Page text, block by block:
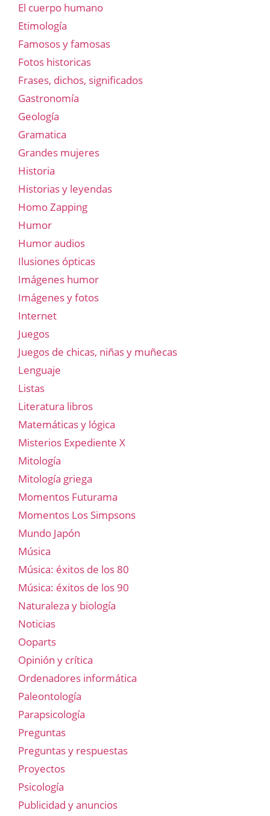
El cuerpo humano
Etimología
Famosos y famosas
Fotos historicas
Frases, dichos, significados
Gastronomía
Geología
Gramatica
Grandes mujeres
Historia
Historias y leyendas
Homo Zapping
Humor
Humor audios
Ilusiones ópticas
Imágenes humor
Imágenes y fotos
Internet
Juegos
Juegos de chicas, niñas y muñecas
Lenguaje
Listas
Literatura libros
Matemáticas y lógica
Misterios Expediente X
Mitología
Mitología griega
Momentos Futurama
Momentos Los Simpsons
Mundo Japón
Música
Música: éxitos de los 80
Música: éxitos de los 90
Naturaleza y biología
Noticias
Ooparts
Opinión y crítica
Ordenadores informática
Paleontología
Parapsicología
Preguntas
Preguntas y respuestas
Proyectos
Psicología
Publicidad y anuncios